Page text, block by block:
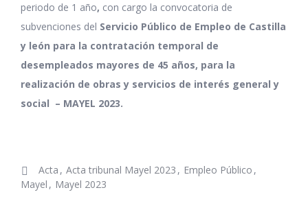
periodo de 1 año, con cargo la convocatoria de
subvenciones del Servicio Público de Empleo de Castilla
y león para la contratación temporal de
desempleados mayores de 45 años, para la
realización de obras y servicios de interés general y
social – MAYEL 2023.
Acta Acta tribunal Mayel 2023
Empleo Público
Mayel
Mayel 2023